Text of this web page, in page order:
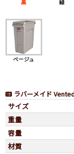
黒 緑
ベージュ
ラバーメイド
サイズ
重量
容量
材質